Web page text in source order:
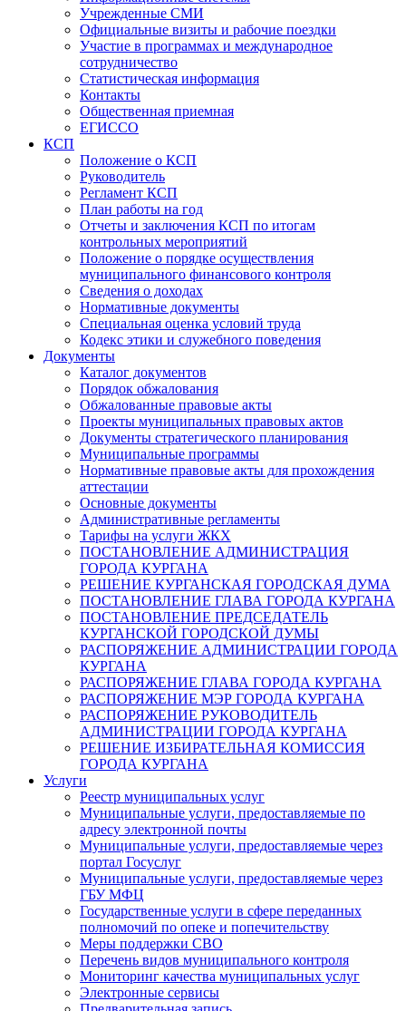
Учрежденные СМИ
Официальные визиты и рабочие поездки
Участие в программах и международное
сотрудничество
Статистическая информация
Контакты
Общественная приемная
ЕГИССО
КСП
Положение о КСП
Руководитель
Регламент КСП
План работы на год
Отчеты и заключения КСП по итогам
контрольных мероприятий
Положение о порядке осуществления
муниципального финансового контроля
Сведения о доходах
Нормативные документы
Специальная оценка условий труда
Кодекс этики и служебного поведения
Документы
Каталог документов
Порядок обжалования
Обжалованные правовые акты
Проекты муниципальных правовых актов
Документы стратегического планирования
Муниципальные программы
Нормативные правовые акты для прохождения
аттестации
Основные документы
Административные регламенты
Тарифы на услуги ЖКХ
ПОСТАНОВЛЕНИЕ АДМИНИСТРАЦИЯ
ГОРОДА КУРГАНА
РЕШЕНИЕ КУРГАНСКАЯ ГОРОДСКАЯ ДУМА
ПОСТАНОВЛЕНИЕ ГЛАВА ГОРОДА КУРГАНА
ПОСТАНОВЛЕНИЕ ПРЕДСЕДАТЕЛЬ
КУРГАНСКОЙ ГОРОДСКОЙ ДУМЫ
РАСПОРЯЖЕНИЕ АДМИНИСТРАЦИИ ГОРОДА
КУРГАНА
РАСПОРЯЖЕНИЕ ГЛАВА ГОРОДА КУРГАНА
РАСПОРЯЖЕНИЕ МЭР ГОРОДА КУРГАНА
РАСПОРЯЖЕНИЕ РУКОВОДИТЕЛЬ
АДМИНИСТРАЦИИ ГОРОДА КУРГАНА
РЕШЕНИЕ ИЗБИРАТЕЛЬНАЯ КОМИССИЯ
ГОРОДА КУРГАНА
Услуги
Реестр муниципальных услуг
Муниципальные услуги, предоставляемые по
адресу электронной почты
Муниципальные услуги, предоставляемые через
портал Госуслуг
Муниципальные услуги, предоставляемые через
ГБУ МФЦ
Государственные услуги в сфере переданных
полномочий по опеке и попечительству
Меры поддержки СВО
Перечень видов муниципального контроля
Мониторинг качества муниципальных услуг
Электронные сервисы